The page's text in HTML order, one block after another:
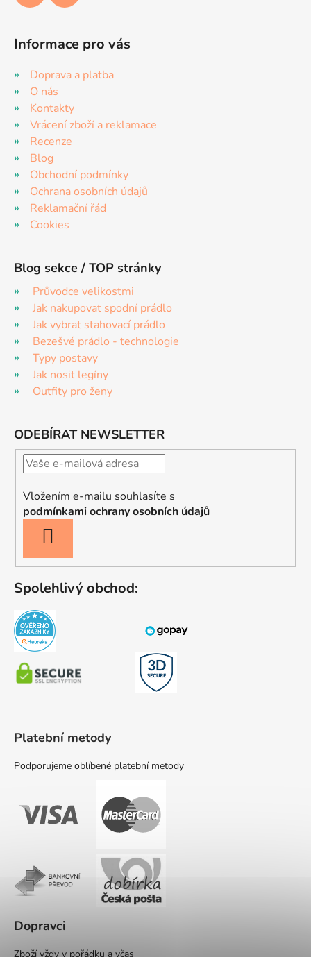
Informace pro vás
Doprava a platba
O nás
Kontakty
Vrácení zboží a reklamace
Recenze
Blog
Obchodní podmínky
Ochrana osobních údajů
Reklamační řád
Cookies
Blog sekce / TOP stránky
Průvodce velikostmi
Jak nakupovat spodní prádlo
Jak vybrat stahovací prádlo
Bezešvé prádlo - technologie
Typy postavy
Jak nosit legíny
Outfity pro ženy
ODEBÍRAT NEWSLETTER
Vložením e-mailu souhlasíte s
podmínkami ochrany osobních údajů
SE
Spolehlivý obchod:
Platební metody
Podporujeme oblíbené platební metody
Dopravci
Zboží vždy v pořádku a včas